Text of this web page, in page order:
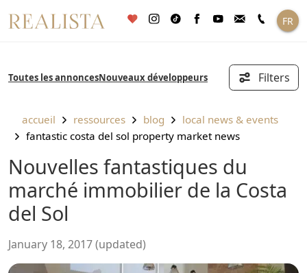
au
FR
Toutes les annonces Nouveaux développeurs Filters
accueil ressources blog
local news & events
fantastic costa del sol property market news
Nouvelles fantastiques du
marché immobilier de la Costa
del Sol
January 18, 2017 (updated)